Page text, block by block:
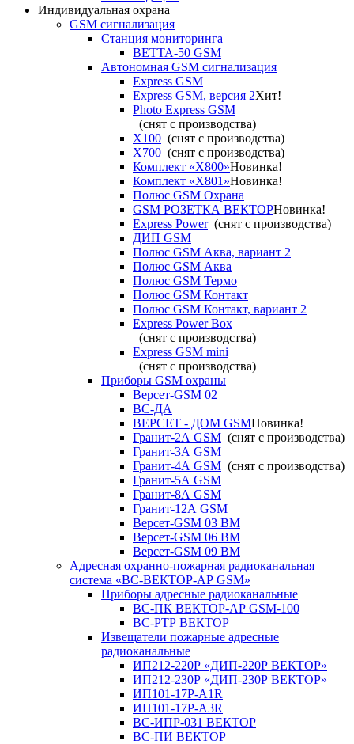
Индивидуальная охрана
GSM сигнализация
Станция мониторинга
ВЕТТА-50 GSM
Автономная GSM сигнализация
Express GSM
Express GSM, версия 2Хит!
Photo Express GSM
(снят с производства)
X100 (снят с производства)
X700 (снят с производства)
Комплект «X800»Новинка!
Комплект «X801»Новинка!
Полюс GSM Охрана
GSM РОЗЕТКА ВЕКТОРНовинка!
Express Power(снят с производства)
ДИП GSM
Полюс GSM Аква, вариант 2
Полюс GSM Аква
Полюс GSM Термо
Полюс GSM Контакт
Полюс GSM Контакт, вариант 2
Express Power Box
(снят с производства)
Express GSM mini
(снят с производства)
Приборы GSM охраны
Версет-GSM 02
ВС-ДА
ВЕРСЕТ - ДОМ GSMНовинка!
Гранит-2А GSM (снят с производства)
Гранит-3А GSM
Гранит-4А GSM (снят с производства)
Гранит-5А GSM
Гранит-8А GSM
Гранит-12А GSM
Версет-GSM 03 ВМ
Версет-GSM 06 ВМ
Версет-GSM 09 ВМ
Адресная охранно-пожарная радиоканальная
система «ВС-ВЕКТОР-АР GSM»
Приборы адресные радиоканальные
ВС-ПК ВЕКТОР-АР GSM-100
ВС-РТР ВЕКТОР
Извещатели пожарные адресные
радиоканальные
ИП212-220Р «ДИП-220Р ВЕКТОР»
ИП212-230Р «ДИП-230Р ВЕКТОР»
ИП101-17Р-A1R
ИП101-17Р-A3R
ВС-ИПР-031 ВЕКТОР
ВС-ПИ ВЕКТОР